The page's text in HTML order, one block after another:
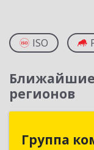
ISO
Ближайшие
регионов
Группа